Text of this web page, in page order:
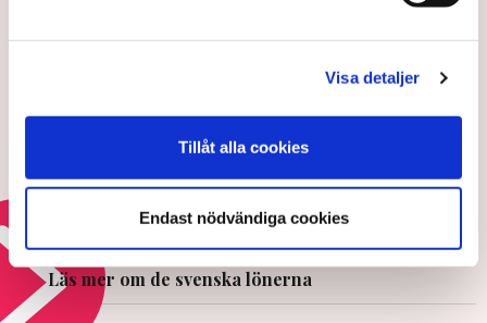
Visa detaljer
Tillåt alla cookies
Endast nödvändiga cookies
Svenska löner ökar snabbare än i
Så kan Kinachocken avgöra de
svenska lönerna – ”Måste ta hotet
på allvar”
8 APRIL 2026 |
Läs mer om de svenska lönerna